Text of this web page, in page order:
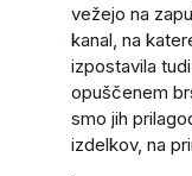
vežejo na
kanal, na
izpostavila
opuščenem
smo jih
izdelkov, na